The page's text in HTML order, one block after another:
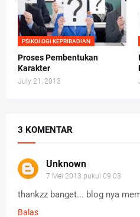
PSIKOLOGI KEPRIBADIAN
Proses Pembentukan
Karakter
July 21, 2013
3 KOMENTAR
Unknown
7 Mei 2013 pukul 09.03
thankzz banget... blog nya
Balas